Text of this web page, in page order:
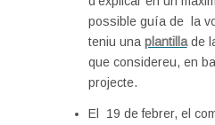
possible guía de la
teniu una plantillade
que considereu, en
projecte.
El 19 de febrer, el